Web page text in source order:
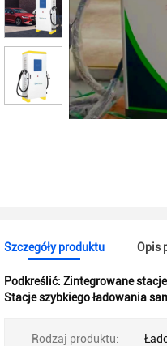
Szczegóły produktu Opis
Podkreślić: Zintegrowane
Stacje szybkiego ładowania
Rodzaj produktu: